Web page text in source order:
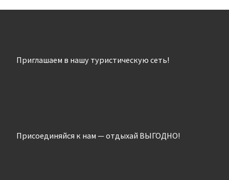
Приглашаем в нашу туристическую сеть!
Присоединяйся к нам — отдыхай ВЫГОДНО!